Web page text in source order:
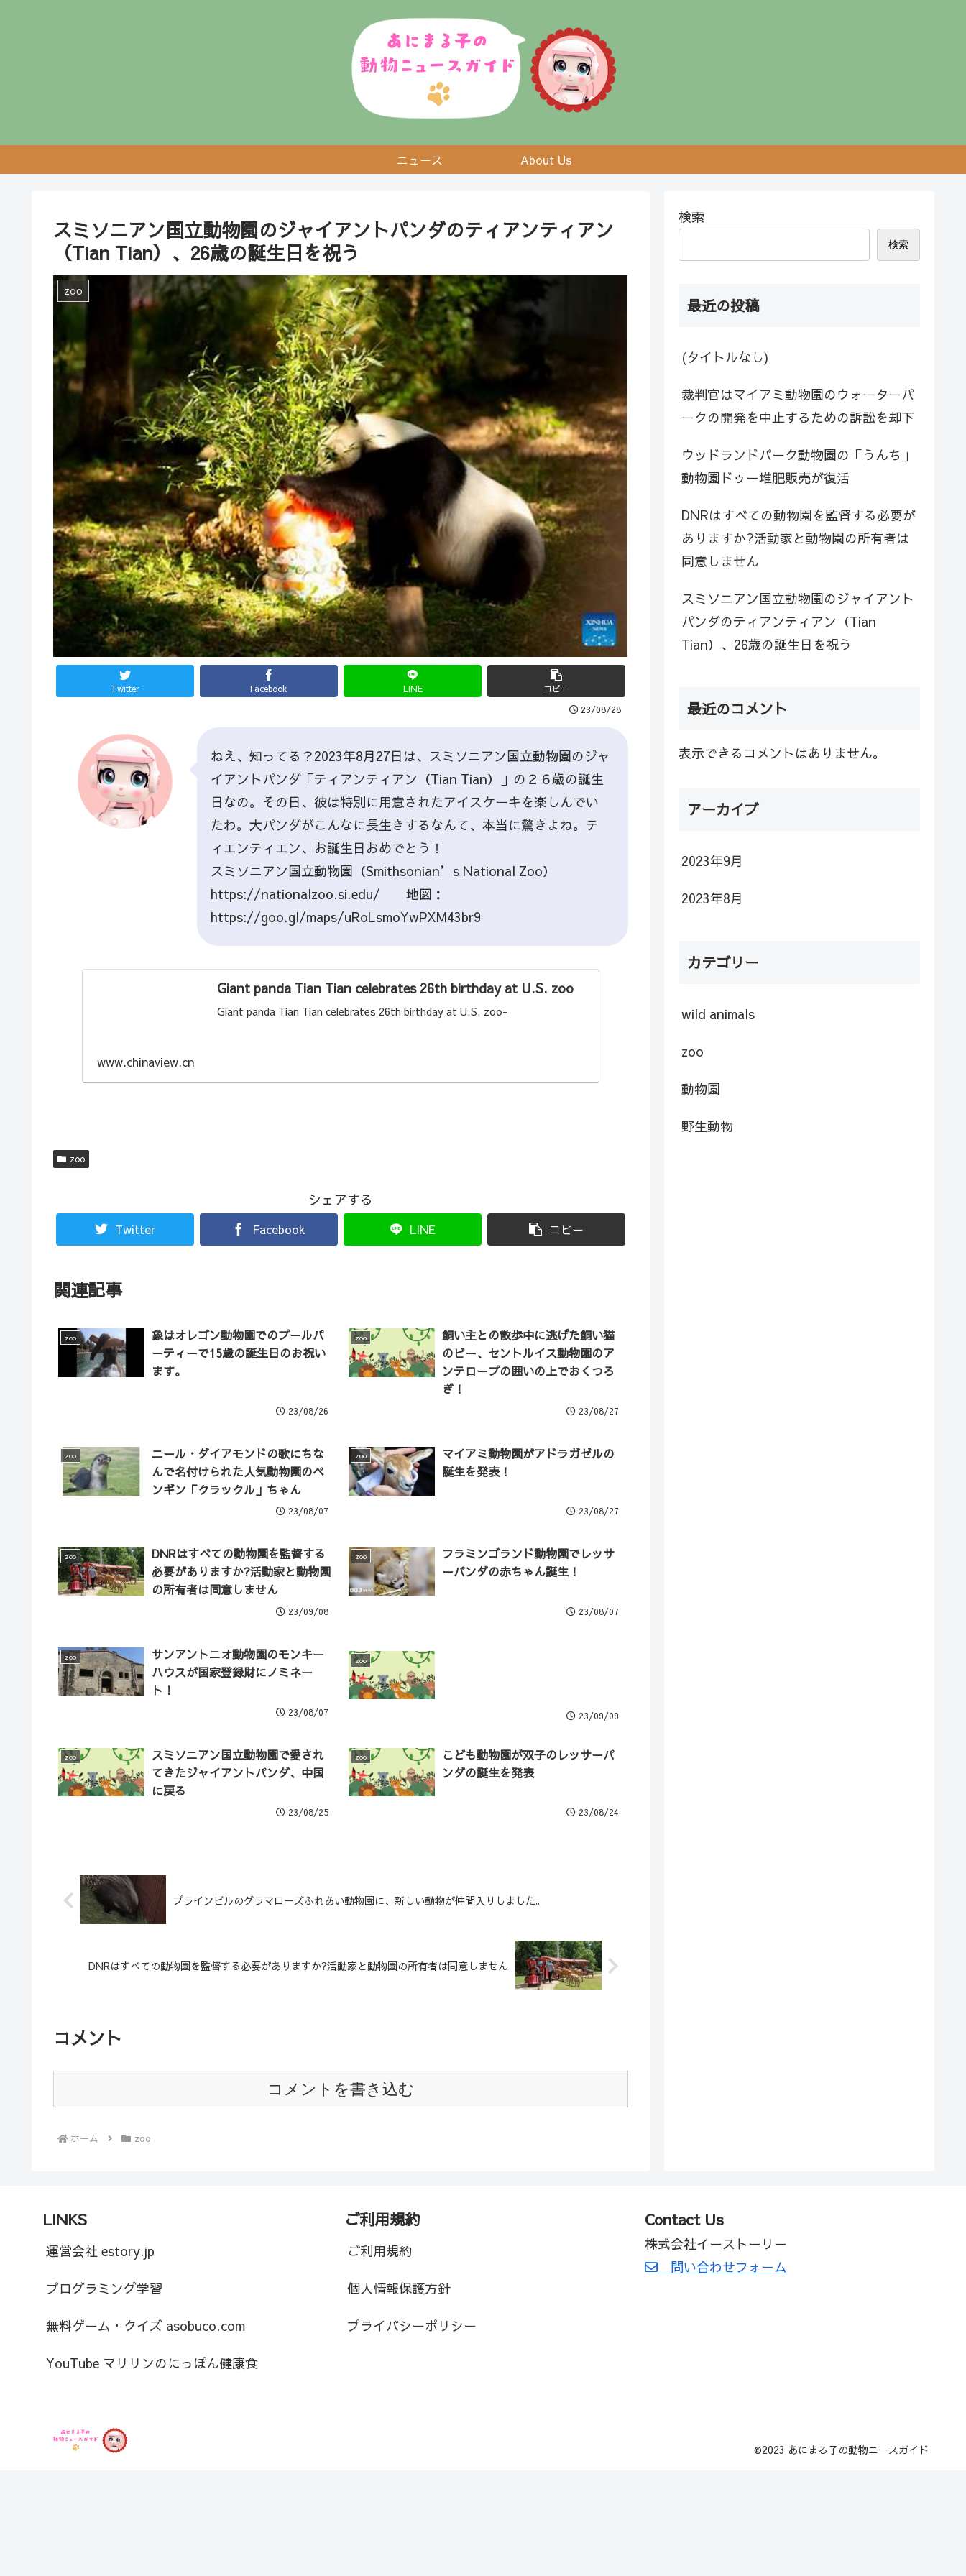
ニュース About Us
スミソニアン国立動物園のジャイアントパンダのティアンティアン
（Tian Tian）、26歳の誕生日を祝う
zoo
Twitter Facebook LINE コピー
23/08/28
ねえ、知ってる？2023年8月27日は、スミソニアン国立動物園のジャ
イアントパンダ「ティアンティアン（Tian Tian）」の２６歳の誕生
日なの。その日、彼は特別に用意されたアイスケーキを楽しんでい
たわ。大パンダがこんなに長生きするなんて、本当に驚きよね。テ
ィエンティエン、お誕生日おめでとう！
スミソニアン国立動物園（Smithsonian’s National Zoo）
https://nationalzoo.si.edu/ 地図：
https://goo.gl/maps/uRoLsmoYwPXM43br9
Giant panda Tian Tian celebrates 26th birthday at U.S. zoo
Giant panda Tian Tian celebrates 26th birthday at U.S. zoo-
www.chinaview.cn
zoo
シェアする
Twitter Facebook LINE コピー
関連記事
zoo
象はオレゴン動物園でのプールパ
ーティーで15歳の誕生日のお祝い
ます。
23/08/26
zoo
飼い主との散歩中に逃げた飼い猫
のビー、セントルイス動物園のア
ンテロープの囲いの上でおくつろ
ぎ！
23/08/27
zoo
ニール・ダイアモンドの歌にちな
んで名付けられた人気動物園のペ
ンギン「クラックル」ちゃん
23/08/07
zoo
マイアミ動物園がアドラガゼルの
誕生を発表！
23/08/27
zoo
DNRはすべての動物園を監督する
必要がありますか?活動家と動物園
の所有者は同意しません
23/09/08
zoo
フラミンゴランド動物園でレッサ
ーパンダの赤ちゃん誕生！
23/08/07
zoo
サンアントニオ動物園のモンキー
ハウスが国家登録財にノミネー
ト！
23/08/07
zoo
23/09/09
zoo
スミソニアン国立動物園で愛され
てきたジャイアントパンダ、中国
に戻る
23/08/25
zoo
こども動物園が双子のレッサーパ
ンダの誕生を発表
23/08/24
プラインビルのグラマローズふれあい動物園に、新しい動物が仲間入りしました。
DNRはすべての動物園を監督する必要がありますか?活動家と動物園の所有者は同意しません
コメント
コメントを書き込む
ホーム zoo
検索
検索
最近の投稿
(タイトルなし)
裁判官はマイアミ動物園のウォーターパ
ークの開発を中止するための訴訟を却下
ウッドランドパーク動物園の「うんち」
動物園ドゥー堆肥販売が復活
DNRはすべての動物園を監督する必要が
ありますか?活動家と動物園の所有者は
同意しません
スミソニアン国立動物園のジャイアント
パンダのティアンティアン（Tian
Tian）、26歳の誕生日を祝う
最近のコメント
表示できるコメントはありません。
アーカイブ
2023年9月
2023年8月
カテゴリー
wild animals
zoo
動物園
野生動物
LINKS
運営会社 estory.jp
プログラミング学習
無料ゲーム・クイズ asobuco.com
YouTube マリリンのにっぽん健康食
ご利用規約
ご利用規約
個人情報保護方針
プライバシーポリシー
Contact Us
株式会社イーストーリー
問い合わせフォーム
©2023 あにまる子の動物ニースガイド